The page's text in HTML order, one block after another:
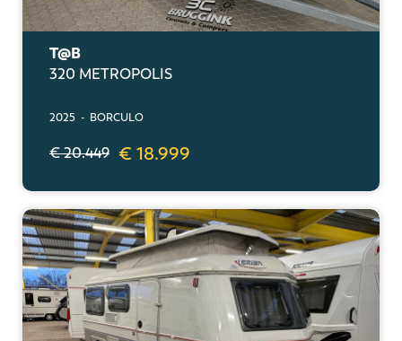
T@B
320 METROPOLIS
2025 - BORCULO
€ 20.449 € 18.999